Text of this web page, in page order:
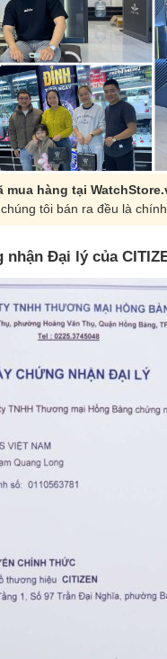
mua hàng tại
tôi bán ra đều là
nhận Đại lý của